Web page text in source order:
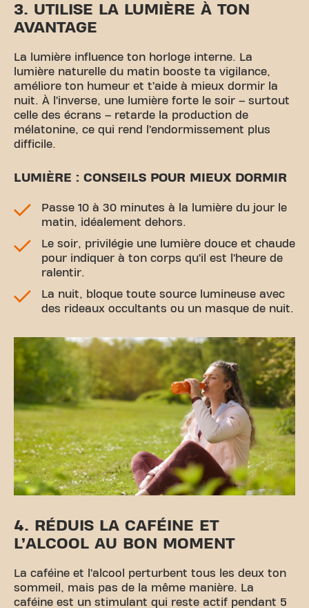
3. UTILISE LA LUMIÈRE À TON
AVANTAGE
La lumière influence ton horloge interne. La
lumière naturelle du matin booste ta vigilance,
améliore ton humeur et t’aide à mieux dormir la
nuit. À l’inverse, une lumière forte le soir – surtout
celle des écrans – retarde la production de
mélatonine, ce qui rend l’endormissement plus
difficile.
LUMIÈRE : CONSEILS POUR MIEUX DORMIR
Passe 10 à 30 minutes à la lumière du jour le
matin, idéalement dehors.
Le soir, privilégie une lumière douce et chaude
pour indiquer à ton corps qu’il est l’heure de
ralentir.
La nuit, bloque toute source lumineuse avec
des rideaux occultants ou un masque de nuit.
4. RÉDUIS LA CAFÉINE ET
L’ALCOOL AU BON MOMENT
La caféine et l’alcool perturbent tous les deux ton
sommeil, mais pas de la même manière. La
caféine est un stimulant qui reste actif pendant 5